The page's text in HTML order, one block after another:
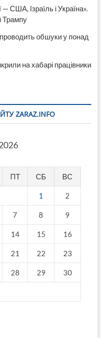
— США, Ізраїль і Україна».
Трампу
обшуки у понад
на хабарі працівники
ZARAZ.INFO
ПТ СБ ВС
1 2
7 8 9
14 15 16
21 22 23
28 29 30